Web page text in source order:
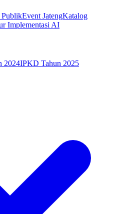
PublikEvent JatengKatalog
Implementasi AI
2024IPKD Tahun 2025